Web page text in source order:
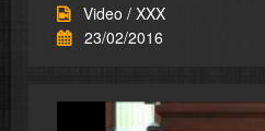
Video / XXX
23/02/2016